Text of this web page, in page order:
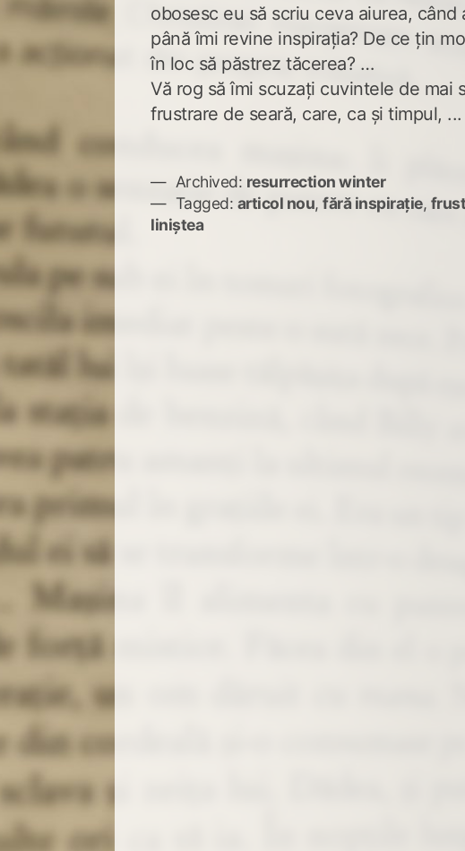
obosesc eu să scriu ceva aiurea, când
până îmi revine inspirația? De ce țin
în loc să păstrez tăcerea? …
Vă rog să îmi scuzați cuvintele de mai
frustrare de seară, care, ca și timpul, ...
Archived: resurrection winter
Tagged: articol nou,fără inspirație,
liniștea